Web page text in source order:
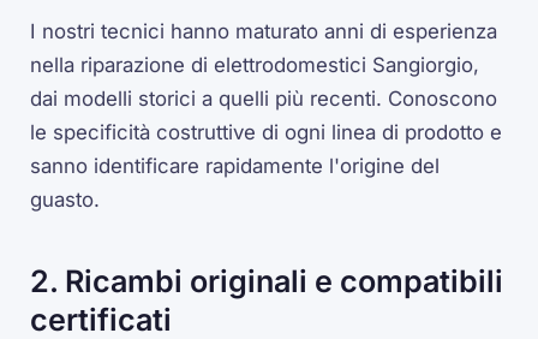
I nostri tecnici hanno maturato anni di esperienza
nella riparazione di elettrodomestici Sangiorgio,
dai modelli storici a quelli più recenti. Conoscono
le specificità costruttive di ogni linea di prodotto e
sanno identificare rapidamente l'origine del
guasto.
2. Ricambi originali e compatibili
certificati